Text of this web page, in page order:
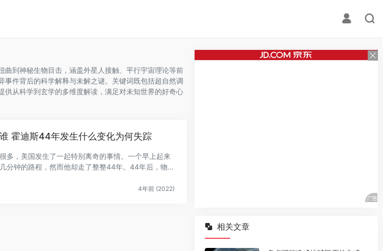
到神秘生物目击，涵盖外星人接触、平行宇宙理论等前
件背后的科学解释与未解之谜。关键词既包括超自然调
从科学到玄学的多维度解读，满足对未知世界的好奇心
霍迪斯44年发生什么变化为何失踪
多，美国发生了一起特别离奇的事情。一个早上起来
分钟的路程，然而他却走了整整44年。44年后，物是
4年前 (2022)
相关文章